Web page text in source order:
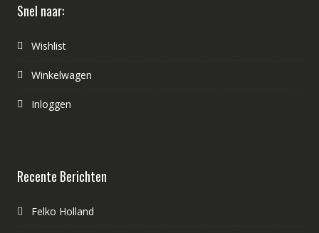
Snel naar:
Wishlist
Winkelwagen
Inloggen
Recente Berichten
Felko Holland